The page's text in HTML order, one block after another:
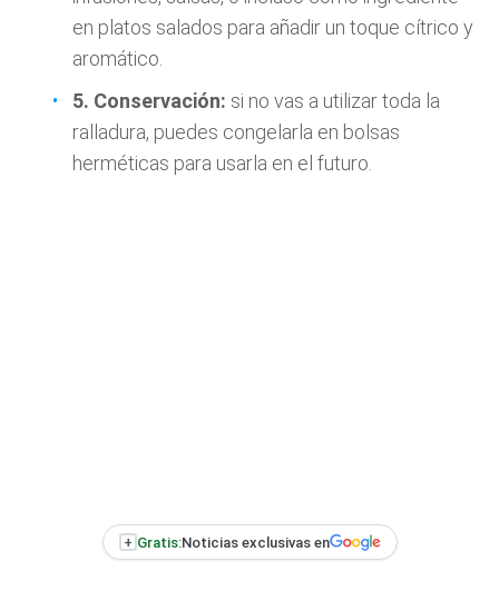
en platos salados para añadir un toque cítrico y
aromático.
5. Conservación: si no vas a utilizar toda la
ralladura, puedes congelarla en bolsas
herméticas para usarla en el futuro.
+ Gratis:Noticias exclusivas en